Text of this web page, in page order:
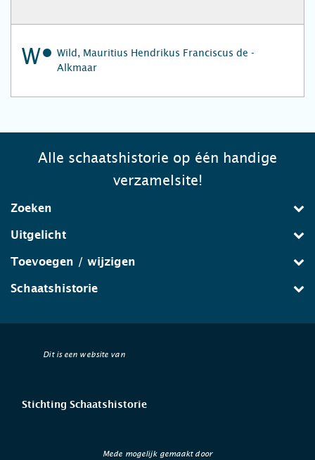
W
Wild, Mauritius Hendrikus Franciscus de -
Alkmaar
Alle schaatshistorie op één handige
verzamelsite!
Zoeken
Uitgelicht
Toevoegen / wijzigen
Schaatshistorie
Dit is een website van
Stichting Schaatshistorie
Mede mogelijk gemaakt door